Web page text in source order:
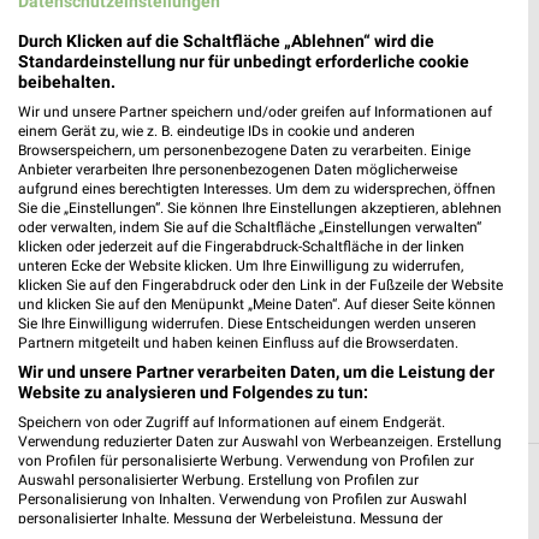
ALDI SÜD Münchberg
August-Horch-Straße 24
95213 Münchberg
Heute 08:00 - 20:00 Uhr | Geöffnet
281,36 km • Angebote: 6 Prospekte
NORMA Münchberg
Helmbrechtser Str. 4
95213 Münchberg
Heute 07:00 - 20:00 Uhr | Geöffnet
281,57 km • Angebote: 4 Prospekte
Discounter Angebote und Prospekte für
Geroldsgrün
Durch Klicken auf die Schaltfläche „Ablehnen“ wird die
Standardeinstellung nur für unbedingt erforderliche cookie
beibehalten.
Wir und unsere Partner speichern und/oder greifen auf Informationen auf
einem Gerät zu, wie z. B. eindeutige IDs in cookie und anderen
Browserspeichern, um personenbezogene Daten zu verarbeiten. Einige
Anbieter verarbeiten Ihre personenbezogenen Daten möglicherweise
aufgrund eines berechtigten Interesses. Um dem zu widersprechen, öffnen
Sie die „Einstellungen“. Sie können Ihre Einstellungen akzeptieren, ablehnen
oder verwalten, indem Sie auf die Schaltfläche „Einstellungen verwalten“
klicken oder jederzeit auf die Fingerabdruck-Schaltfläche in der linken
unteren Ecke der Website klicken. Um Ihre Einwilligung zu widerrufen,
klicken Sie auf den Fingerabdruck oder den Link in der Fußzeile der Website
und klicken Sie auf den Menüpunkt „Meine Daten“. Auf dieser Seite können
Sie Ihre Einwilligung widerrufen. Diese Entscheidungen werden unseren
Partnern mitgeteilt und haben keinen Einfluss auf die Browserdaten.
Wir und unsere Partner verarbeiten Daten, um die Leistung der
Website zu analysieren und Folgendes zu tun:
Speichern von oder Zugriff auf Informationen auf einem Endgerät.
Verwendung reduzierter Daten zur Auswahl von Werbeanzeigen. Erstellung
von Profilen für personalisierte Werbung. Verwendung von Profilen zur
Auswahl personalisierter Werbung. Erstellung von Profilen zur
Personalisierung von Inhalten. Verwendung von Profilen zur Auswahl
personalisierter Inhalte. Messung der Werbeleistung. Messung der